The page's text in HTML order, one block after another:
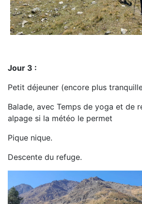
Jour 3 :
Petit déjeuner (encore plus
Balade, avec Temps de yoga et de
alpage si la météo le permet
Pique nique.
Descente du refuge.